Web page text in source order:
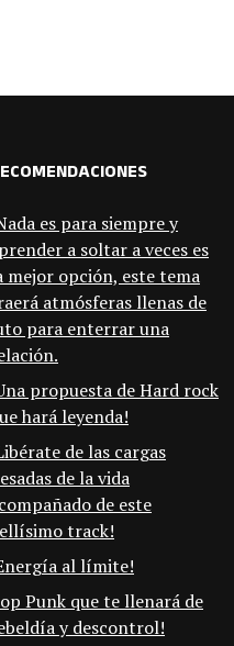
es para siempre y
a soltar a veces es
mejor opción, este tema
atmósferas llenas de
para enterrar una
propuesta de Hard rock
hará leyenda!
de las cargas
de la vida
de este
track!
al límite!
Punk que te llenará de
y descontrol!